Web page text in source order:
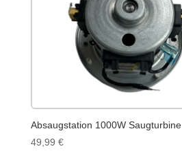
Absaugstation 1000W Saugturbine
49,99 €